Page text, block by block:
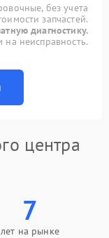
без учета
запчастей.
диагностику.
неисправность.
центра
7
лет на рынке